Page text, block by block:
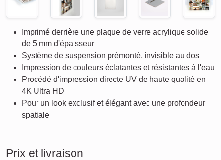
Imprimé derrière une plaque de verre acrylique solide
de 5 mm d'épaisseur
Système de suspension prémonté, invisible au dos
Impression de couleurs éclatantes et résistantes à l'eau
Procédé d'impression directe UV de haute qualité en
4K Ultra HD
Pour un look exclusif et élégant avec une profondeur
spatiale
Prix et livraison